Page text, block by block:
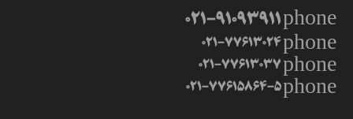
phone
021-91093911
phone
021-77613024
phone
021-77613037
phone
021-77615864-5